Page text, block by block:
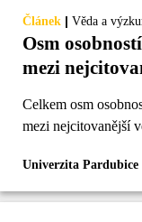
Článek | Věda a
Osm
mezi
Celkem osm
mezi nejcitovanější
Univerzita Pardubice